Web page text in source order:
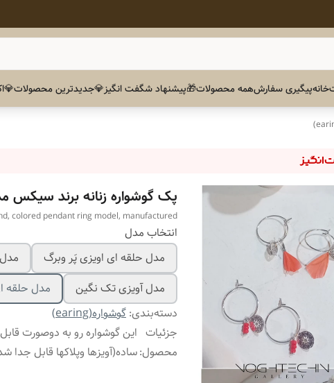
خانهپیگیری سفارشهمه محصولات🎁پیشنهاد شگفت انگیز💎جدیدترین محصولات
پک گوشواره زنانه برند سیکس
colored pendant ring model, manufactured
انتخاب مدل
مدل حلقه ای اویزی پَر وبرگ
مدل آویزی تک نگین
مدل حلقه
دسته‌بندی: گوشواره(earing)
جزئیات
محصول:
این گوشواره رو به دوصورت
ساده(آویزها وپلاکها قابل